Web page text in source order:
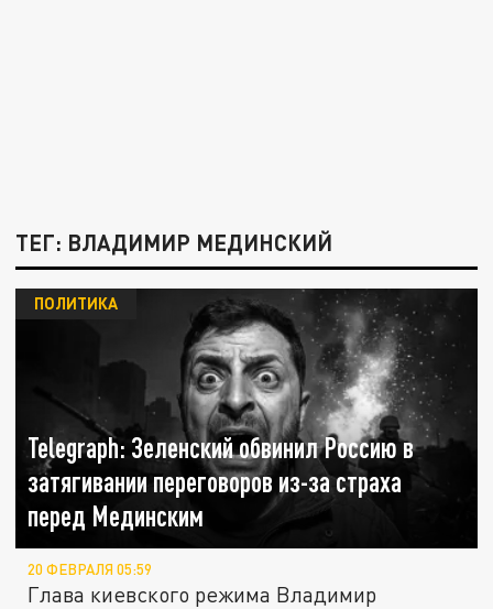
ТЕГ: ВЛАДИМИР МЕДИНСКИЙ
Telegraph: Зеленский обвинил Россию в
затягивании переговоров из-за страха
перед Мединским
ПОЛИТИКА
20 ФЕВРАЛЯ 05:59
Глава киевского режима Владимир